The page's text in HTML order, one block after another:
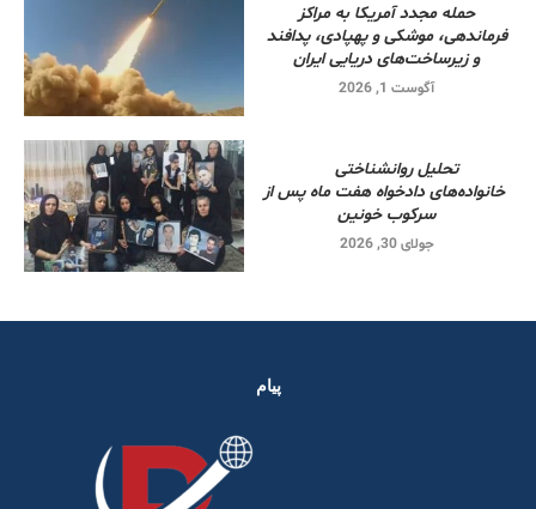
حمله مجدد آمریکا به مراکز
فرماندهی، موشکی و پهپادی، پدافند
و زیرساخت‌های دریایی ایران
آگوست 1, 2026
تحلیل روانشناختی
خانواده‌های دادخواه هفت ماه پس از
سرکوب خونین
جولای 30, 2026
پیام